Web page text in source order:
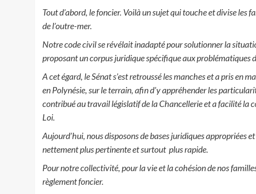
Tout d’abord, le foncier. Voilà un sujet qui touche et divise les
de l’outre-mer.
Notre code civil se révélait inadapté pour solutionner la
proposant un corpus juridique spécifique aux problématiques
A cet égard, le Sénat s’est retroussé les manches et a pris en
en Polynésie, sur le terrain, afin d’y appréhender les
contribué au travail législatif de la Chancellerie et a facilité la
Loi.
Aujourd’hui, nous disposons de bases juridiques appropriées
nettement plus pertinente et surtout plus rapide.
Pour notre collectivité, pour la vie et la cohésion de nos
règlement foncier.